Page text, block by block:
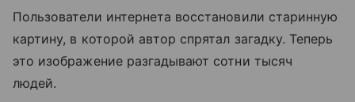
Пользователи интернета восстановили старинную
картину, в которой автор спрятал загадку. Теперь
это изображение разгадывают сотни тысяч
людей.